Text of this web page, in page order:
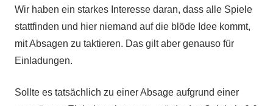
Wir haben ein starkes Interesse daran, dass alle Spiele
stattfinden und hier niemand auf die blöde Idee kommt,
mit Absagen zu taktieren. Das gilt aber genauso für
Einladungen.
Sollte es tatsächlich zu einer Absage aufgrund einer